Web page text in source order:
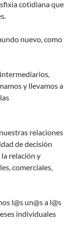
cotidiana que
nuevo, como
y llevamos a
relaciones
de decisión
relación y
comerciales,
l@s un@s a l@s
individuales